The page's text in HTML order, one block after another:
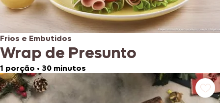
Frios e Embutidos
Wrap de Presunto
1 porção • 30 minutos